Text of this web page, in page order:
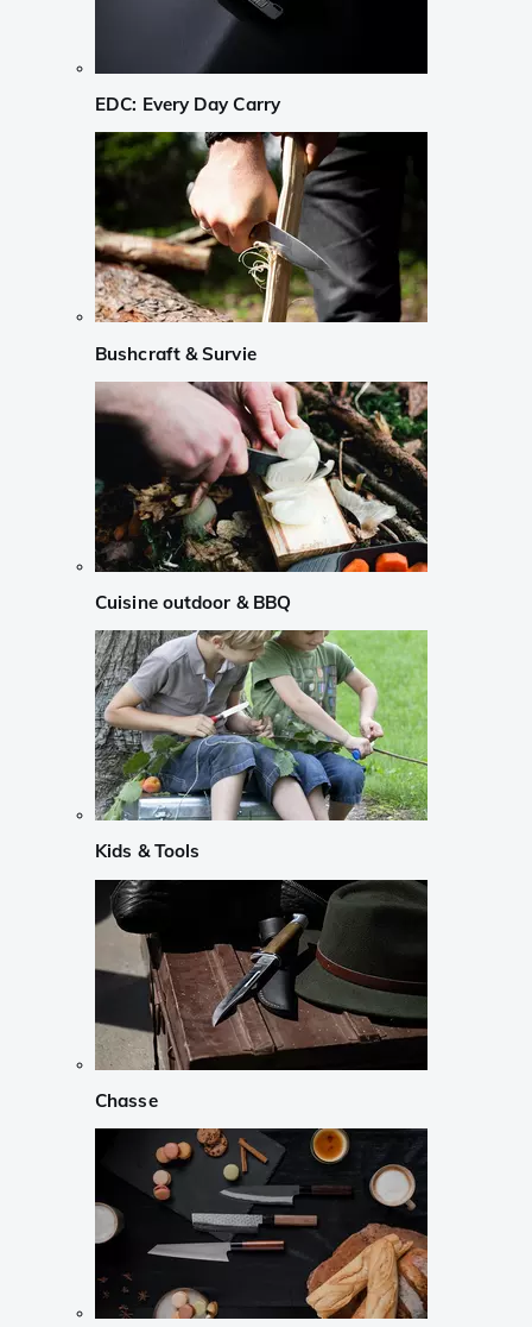
EDC: Every Day Carry
Bushcraft & Survie
Cuisine outdoor & BBQ
Kids & Tools
Chasse